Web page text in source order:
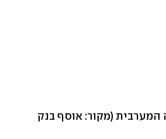
(מקור: אוסף בנק